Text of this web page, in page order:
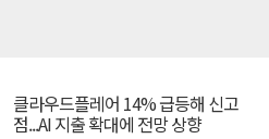
클라우드플레어 14% 급등해 신고
점...AI 지출 확대에 전망 상향